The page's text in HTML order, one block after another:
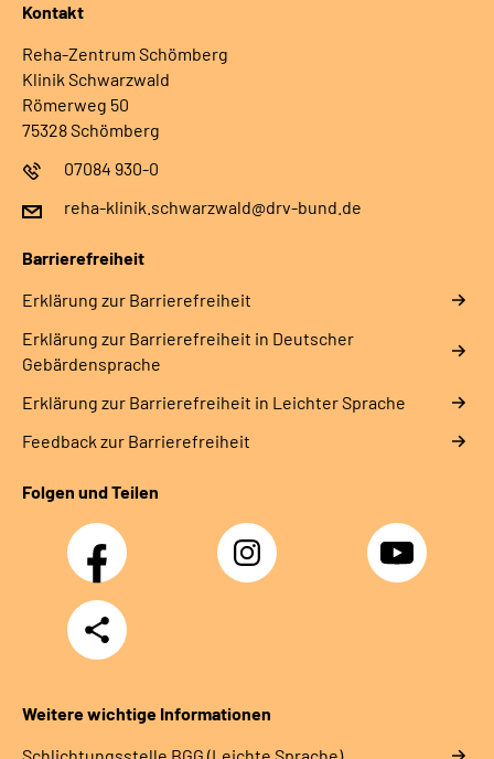
Kontakt
Reha-Zentrum Schömberg
Klinik Schwarzwald
Römerweg 50
75328 Schömberg
07084 930-0
reha-klinik.schwarzwald@drv-bund.de
Barrierefreiheit
Erklärung zur Barrierefreiheit
Erklärung zur Barrierefreiheit in Deutscher
Gebärdensprache
Erklärung zur Barrierefreiheit in Leichter Sprache
Feedback zur Barrierefreiheit
Folgen und Teilen
Facebook Instagram YouTube
Teilen
Weitere wichtige Informationen